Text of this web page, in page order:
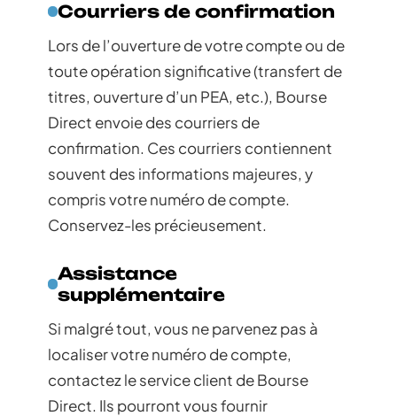
Courriers de confirmation
Lors de l’ouverture de votre compte ou de
toute opération significative (transfert de
titres, ouverture d’un PEA, etc.), Bourse
Direct envoie des courriers de
confirmation. Ces courriers contiennent
souvent des informations majeures, y
compris votre numéro de compte.
Conservez-les précieusement.
Assistance
supplémentaire
Si malgré tout, vous ne parvenez pas à
localiser votre numéro de compte,
contactez le service client de Bourse
Direct. Ils pourront vous fournir